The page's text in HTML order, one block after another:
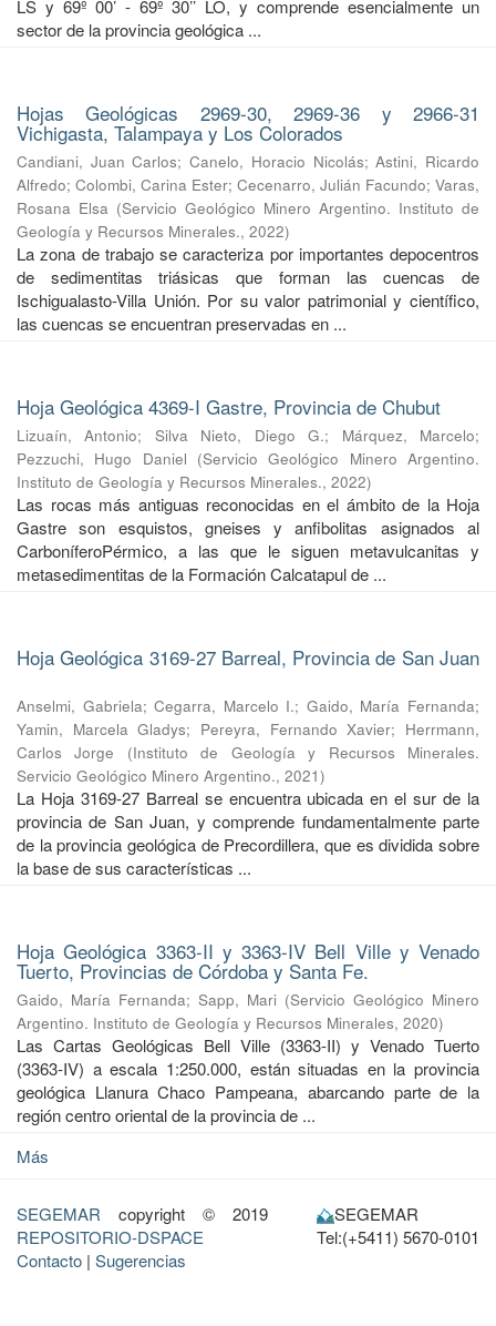
LS y 69º 00’ - 69º 30’’ LO, y comprende esencialmente un
sector de la provincia geológica ...
Hojas Geológicas 2969-30, 2969-36 y 2966-31
Vichigasta, Talampaya y Los Colorados
Candiani, Juan Carlos;Canelo, Horacio Nicolás;Astini, Ricardo
Alfredo; Colombi, Carina Ester; Cecenarro, Julián Facundo; Varas,
Rosana Elsa (Servicio Geológico Minero Argentino. Instituto de
Geología y Recursos Minerales., 2022)
La zona de trabajo se caracteriza por importantes depocentros
de sedimentitas triásicas que forman las cuencas de
Ischigualasto-Villa Unión. Por su valor patrimonial y cientíﬁco,
las cuencas se encuentran preservadas en ...
Hoja Geológica 4369-I Gastre, Provincia de Chubut
Lizuaín, Antonio; Silva Nieto, Diego G.; Márquez, Marcelo;
Pezzuchi, Hugo Daniel (Servicio Geológico Minero Argentino.
Instituto de Geología y Recursos Minerales., 2022)
Las rocas más antiguas reconocidas en el ámbito de la Hoja
Gastre son esquistos, gneises y anfibolitas asignados al
CarboníferoPérmico, a las que le siguen metavulcanitas y
metasedimentitas de la Formación Calcatapul de ...
Hoja Geológica 3169-27 Barreal, Provincia de San Juan
Anselmi, Gabriela;Cegarra, Marcelo I.; Gaido, María Fernanda;
Yamin, Marcela Gladys; Pereyra, Fernando Xavier; Herrmann,
Carlos Jorge
(Instituto de Geología y Recursos Minerales.
Servicio Geológico Minero Argentino., 2021)
La Hoja 3169-27 Barreal se encuentra ubicada en el sur de la
provincia de San Juan, y comprende fundamentalmente parte
de la provincia geológica de Precordillera, que es dividida sobre
la base de sus características ...
Hoja Geológica 3363-II y 3363-IV Bell Ville y Venado
Tuerto, Provincias de Córdoba y Santa Fe.
Gaido, María Fernanda; Sapp, Mari (Servicio Geológico Minero
Argentino. Instituto de Geología y Recursos Minerales, 2020)
Las Cartas Geológicas Bell Ville (3363-II) y Venado Tuerto
(3363-IV) a escala 1:250.000, están situadas en la provincia
geológica Llanura Chaco Pampeana, abarcando parte de la
región centro oriental de la provincia de ...
Más
SEGEMAR copyright © 2019
REPOSITORIO-DSPACE
Contacto | Sugerencias
SEGEMAR
Tel:(+5411) 5670-0101